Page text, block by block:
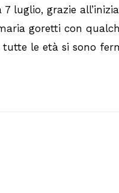
luglio, grazie
goretti con
le età si sono